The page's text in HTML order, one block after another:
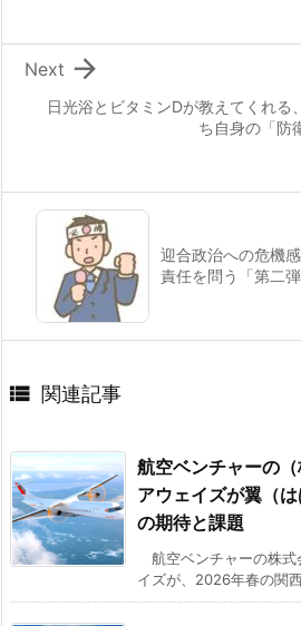
日光浴とビタミンDが教えてくれる
ち自身の「防

Next
迎合政治への危機
責任を問う「第二弾
 関連記事
航空ベンチャーの
アウェイズが翼（
の期待と課題
航空ベンチャーの株式
イズが、2026年春の関